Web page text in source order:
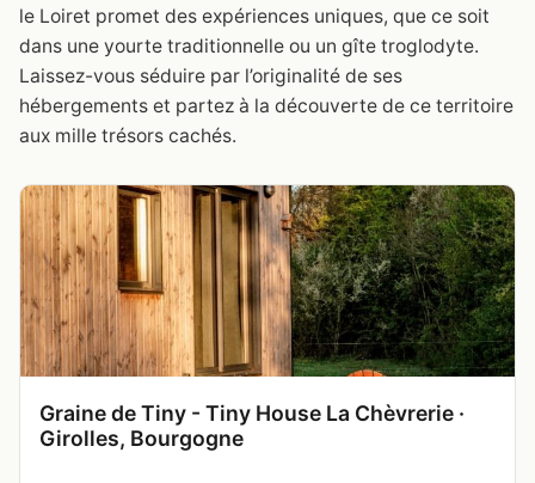
le Loiret promet des expériences uniques, que ce soit
dans une yourte traditionnelle ou un gîte troglodyte.
Laissez-vous séduire par l’originalité de ses
hébergements et partez à la découverte de ce territoire
aux mille trésors cachés.
Graine de Tiny - Tiny House La Chèvrerie ·
Girolles, Bourgogne